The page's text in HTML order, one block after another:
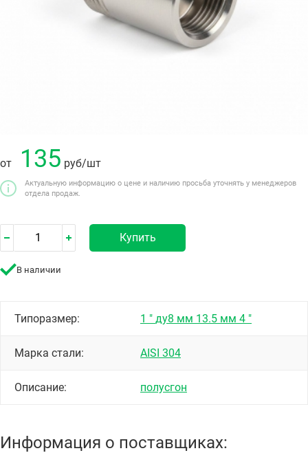
от 135 руб/шт
Актуальную информацию о цене и наличию просьба уточнять у менеджеров
отдела продаж.
Купить
В наличии
Типоразмер: 1 " ду8 мм 13.5 мм 4 "
Марка стали: AISI 304
Описание: полусгон
Информация о поставщиках: